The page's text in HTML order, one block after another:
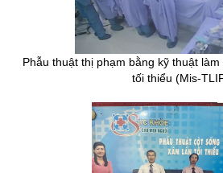
Phẫu thuật thị phạm bằng kỹ thuật
tối thiểu (Mis-